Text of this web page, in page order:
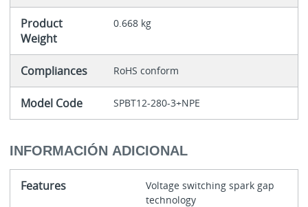
Product
Weight
0.668 kg
Compliances RoHS conform
Model Code SPBT12-280-3+NPE
INFORMACIÓN ADICIONAL
Features
Voltage switching spark gap
technology